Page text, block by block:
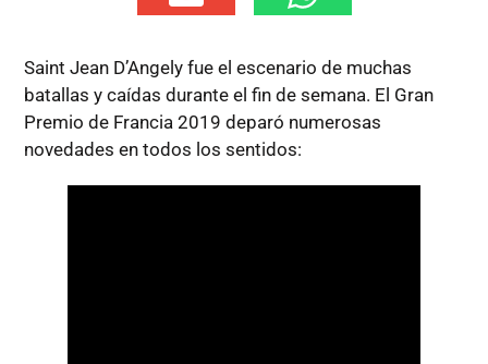
Saint Jean D’Angely fue el escenario de muchas
batallas y caídas durante el fin de semana. El Gran
Premio de Francia 2019 deparó numerosas
novedades en todos los sentidos: